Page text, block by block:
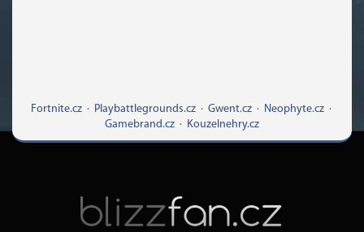
Fortnite.cz· Playbattlegrounds.cz· Gwent.cz· Neophyte.cz·
Gamebrand.cz · Kouzelnehry.cz